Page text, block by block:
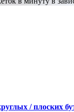
/ плоских